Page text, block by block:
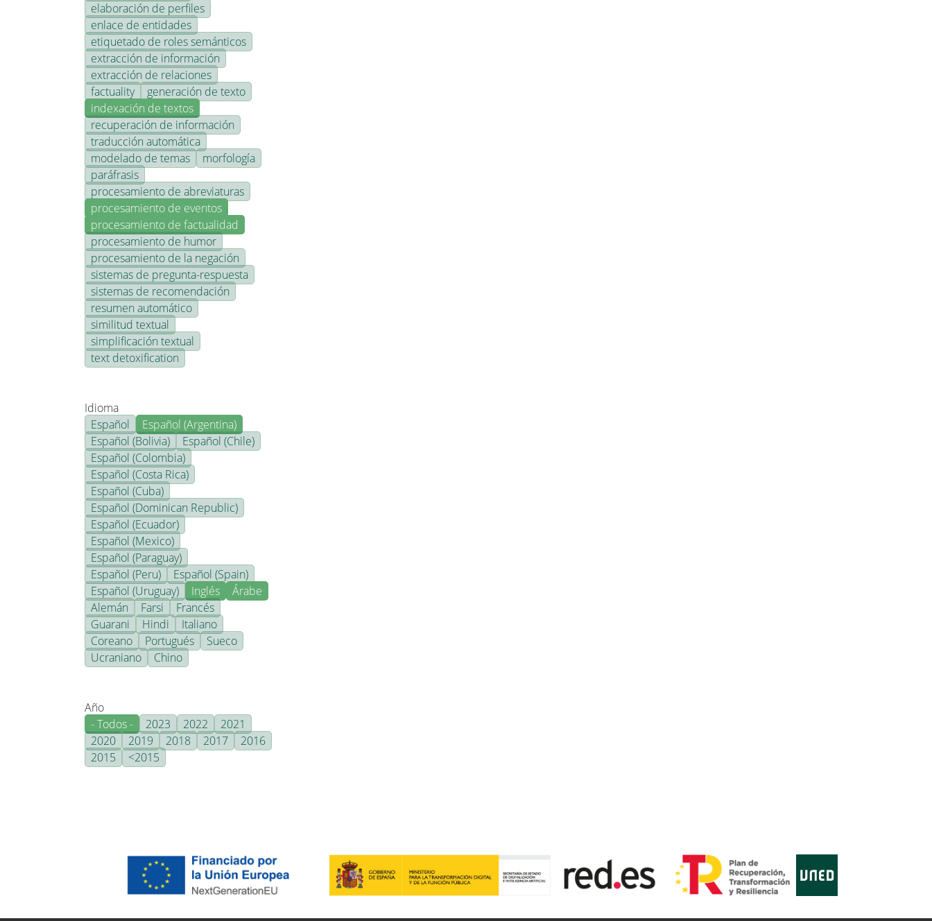
elaboración de perfiles
enlace de entidades
etiquetado de roles semánticos
extracción de información
extracción de relaciones
factuality
generación de texto
indexación de textos
recuperación de información
traducción automática
modelado de temas
morfología
paráfrasis
procesamiento de abreviaturas
procesamiento de eventos
procesamiento de factualidad
procesamiento de humor
procesamiento de la negación
sistemas de pregunta-respuesta
sistemas de recomendación
resumen automático
similitud textual
simplificación textual
text detoxification
Idioma
Español
Español (Argentina)
Español (Bolivia)
Español (Chile)
Español (Colombia)
Español (Costa Rica)
Español (Cuba)
Español (Dominican Republic)
Español (Ecuador)
Español (Mexico)
Español (Paraguay)
Español (Peru)
Español (Spain)
Español (Uruguay)
Inglés
Árabe
Alemán
Farsi
Francés
Guarani
Hindi
Italiano
Coreano
Portugués
Sueco
Ucraniano
Chino
Año
- Todos -
2023 2022
2021
2020
2019 2018 2017
2016
2015
<2015